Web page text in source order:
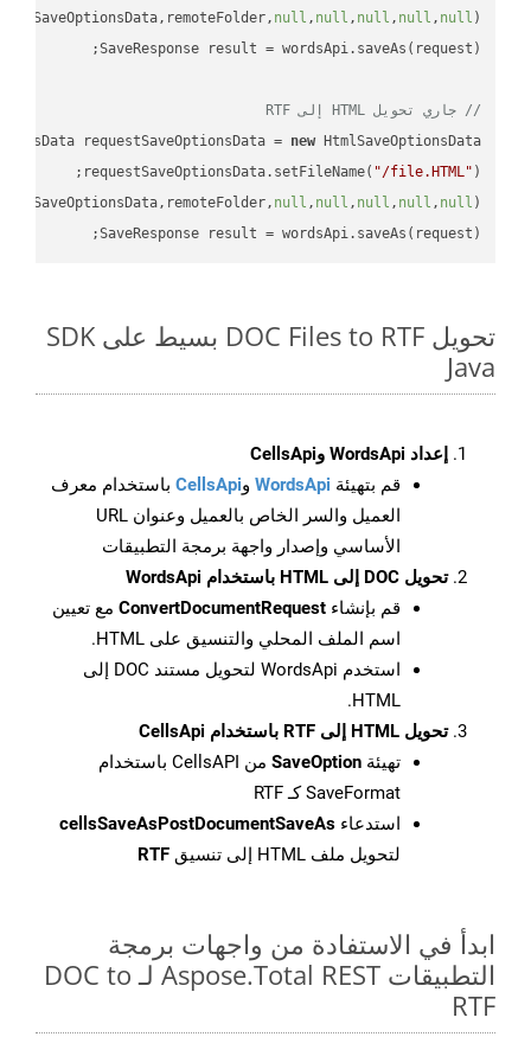
null , null , null , null , null
// جاري تحويل HTML إلى RTF
requestSaveOptionsData = new
requestSaveOptionsData.setFileName( "/file.HTML"
null , null , null , null , null
SaveResponse result = wordsApi.saveAs(request);
تحويل DOC Files to RTF بسيط على SDK
Java
إعداد WordsApi وCellsApi
قم بتهيئة WordsApi وCellsApi باستخدام معرف
العميل والسر الخاص بالعميل وعنوان URL
الأساسي وإصدار واجهة برمجة التطبيقات
تحويل DOC إلى HTML باستخدام WordsApi
قم بإنشاء ConvertDocumentRequest مع تعيين
اسم الملف المحلي والتنسيق على HTML.
استخدم WordsApi لتحويل مستند DOC إلى
HTML.
تحويل HTML إلى RTF باستخدام CellsApi
تهيئة SaveOption
من CellsAPI باستخدام
SaveFormat كـ RTF
استدعاء cellsSaveAsPostDocumentSaveAs
لتحويل ملف HTML إلى تنسيق
RTF
ابدأ في الاستفادة من واجهات برمجة
التطبيقات Aspose.Total REST لـ DOC to
RTF